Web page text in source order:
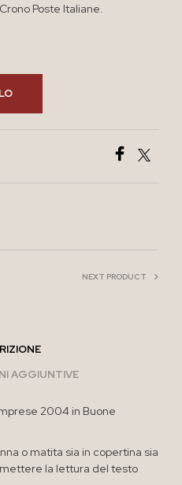
Poste Italiane.
NEXT PRODUCT
AGGIUNTIVE
2004 in Buone
o matita sia in copertina sia
la lettura del testo